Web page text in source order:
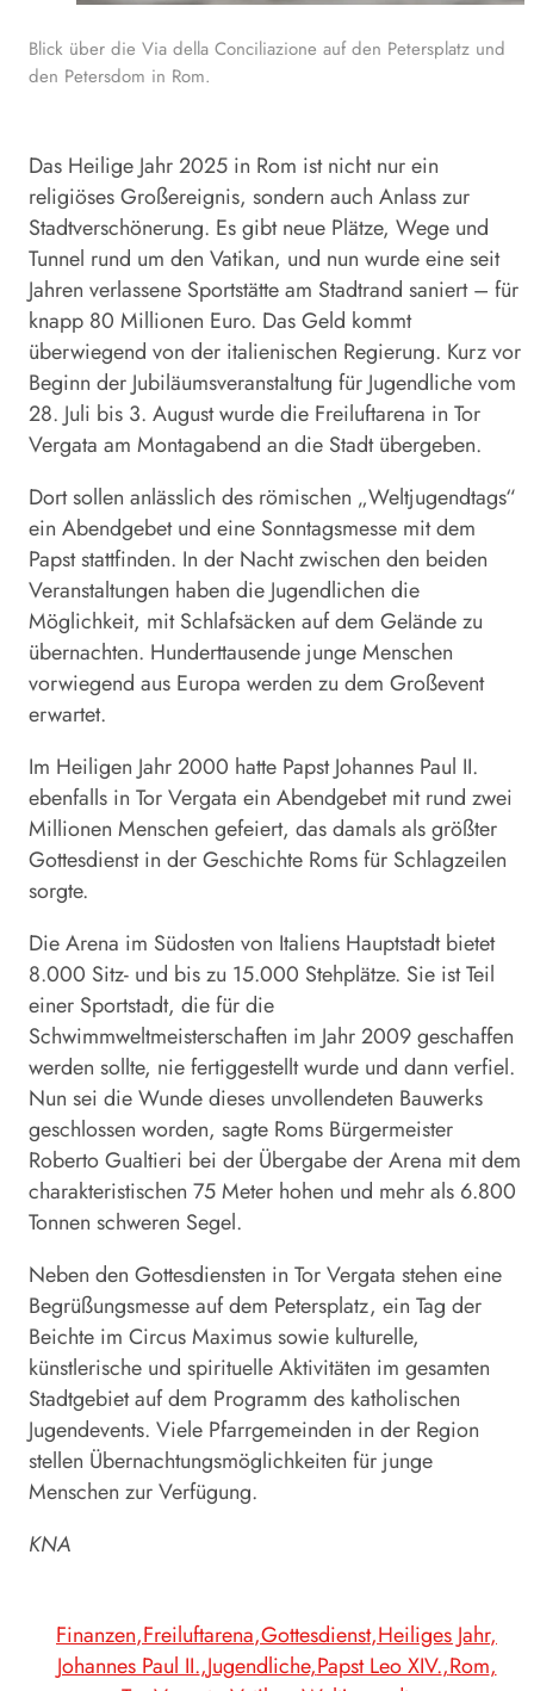
Blick über die Via della Conciliazione auf den Petersplatz und
den Petersdom in Rom.
Das Heilige Jahr 2025 in Rom ist nicht nur ein
religiöses Großereignis, sondern auch Anlass zur
Stadtverschönerung. Es gibt neue Plätze, Wege und
Tunnel rund um den Vatikan, und nun wurde eine seit
Jahren verlassene Sportstätte am Stadtrand saniert – für
knapp 80 Millionen Euro. Das Geld kommt
überwiegend von der italienischen Regierung. Kurz vor
Beginn der Jubiläumsveranstaltung für Jugendliche vom
28. Juli bis 3. August wurde die Freiluftarena in Tor
Vergata am Montagabend an die Stadt übergeben.
Dort sollen anlässlich des römischen „Weltjugendtags“
ein Abendgebet und eine Sonntagsmesse mit dem
Papst stattfinden. In der Nacht zwischen den beiden
Veranstaltungen haben die Jugendlichen die
Möglichkeit, mit Schlafsäcken auf dem Gelände zu
übernachten. Hunderttausende junge Menschen
vorwiegend aus Europa werden zu dem Großevent
erwartet.
Im Heiligen Jahr 2000 hatte Papst Johannes Paul II.
ebenfalls in Tor Vergata ein Abendgebet mit rund zwei
Millionen Menschen gefeiert, das damals als größter
Gottesdienst in der Geschichte Roms für Schlagzeilen
sorgte.
Die Arena im Südosten von Italiens Hauptstadt bietet
8.000 Sitz- und bis zu 15.000 Stehplätze. Sie ist Teil
einer Sportstadt, die für die
Schwimmweltmeisterschaften im Jahr 2009 geschaffen
werden sollte, nie fertiggestellt wurde und dann verfiel.
Nun sei die Wunde dieses unvollendeten Bauwerks
geschlossen worden, sagte Roms Bürgermeister
Roberto Gualtieri bei der Übergabe der Arena mit dem
charakteristischen 75 Meter hohen und mehr als 6.800
Tonnen schweren Segel.
Neben den Gottesdiensten in Tor Vergata stehen eine
Begrüßungsmesse auf dem Petersplatz, ein Tag der
Beichte im Circus Maximus sowie kulturelle,
künstlerische und spirituelle Aktivitäten im gesamten
Stadtgebiet auf dem Programm des katholischen
Jugendevents. Viele Pfarrgemeinden in der Region
stellen Übernachtungsmöglichkeiten für junge
Menschen zur Verfügung.
KNA
Finanzen Freiluftarena Gottesdienst Heiliges Jahr
Johannes Paul II. Jugendliche Papst Leo XIV. Rom